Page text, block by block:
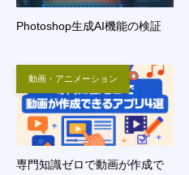
Photoshop生成AI機能の検証
動画・アニメーション
専門知識ゼロで動画が作成で